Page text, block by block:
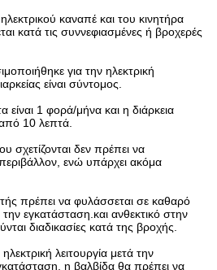
καναπέ και του κινητήρα
κατά τις συννεφιασμένες ή βροχερές
για την ηλεκτρική
είναι σύντομος.
1 φορά/μήνα και η διάρκεια
10 λεπτά.
σχετίζονται δεν πρέπει να
ενώ υπάρχει ακόμα
πρέπει να φυλάσσεται σε καθαρό
εγκατάσταση.και ανθεκτικό στην
διαδικασίες κατά της βροχής.
λειτουργία μετά την
η βαλβίδα θα πρέπει να